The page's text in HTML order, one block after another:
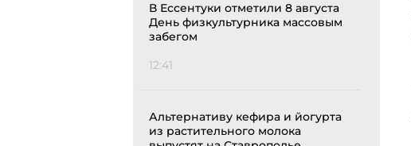
В Ессентуки отметили 8 августа
День физкультурника массовым
забегом
12:41
Альтернативу кефира и йогурта
из растительного молока